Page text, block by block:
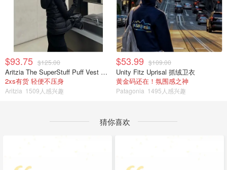
$93.75 $125.00
Aritzia The SuperStuff Puff Vest 轻盈亮面马甲
2xs有货 轻便不压身
Aritzia 1509人感兴趣
$53.99 $109.00
Unity Fitz Uprisal 抓绒卫衣
黄金码还在！氛围感之神
Patagonia 1495人感兴趣
猜你喜欢